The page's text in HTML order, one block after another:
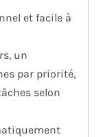
et facile à
un
par priorité,
selon